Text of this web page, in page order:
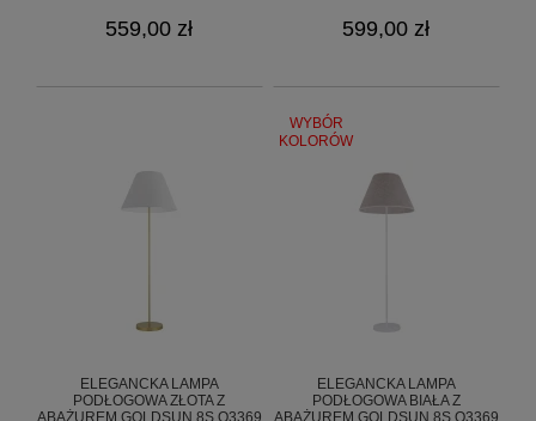
559,00 zł 599,00 zł
ELEGANCKA LAMPA
PODŁOGOWA ZŁOTA Z
WYBÓR
KOLORÓW
ELEGANCKA LAMPA
PODŁOGOWA BIAŁA Z